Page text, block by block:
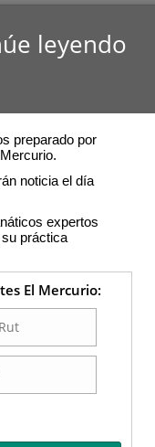
leyendo
preparado por
noticia el día
expertos
práctica
El Mercurio: